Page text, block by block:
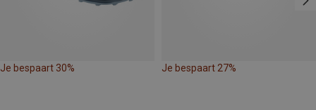
Je bespaart 30% Je bespaart 27%